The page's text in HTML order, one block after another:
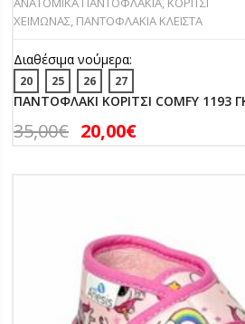
ΧΕΙΜΩΝΑΣ, ΠΑΝΤΟΦΛΑΚΙΑ ΚΛΕΙΣΤΑ
Διαθέσιμα νούμερα:
20 25 26 27
ΠΑΝΤΟΦΛΑΚΙ ΚΟΡΙΤΣΙ COMFY 1193
35,00€ 20,00€